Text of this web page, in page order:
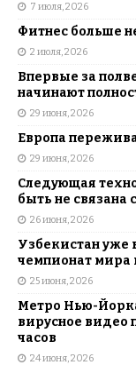
7 июля, 2026
Фитнес больше
2 июля, 2026
Впервые за
начинают
29 июня, 2026
Европа
29 июня, 2026
Следующая
быть не связана
26 июня, 2026
Узбекистан уже
чемпионат мира
25 июня, 2026
Метро Нью-
вирусное видео
часов
24 июня, 2026